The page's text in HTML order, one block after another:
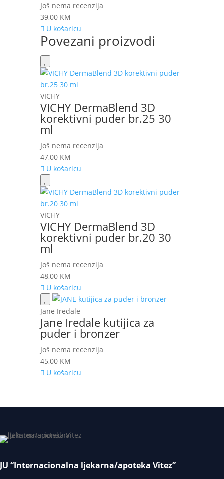
Još nema recenzija
39,00 KM
U košaricu
Povezani proizvodi
VICHY
VICHY DermaBlend 3D
korektivni puder br.25 30
ml
Još nema recenzija
47,00 KM
U košaricu
VICHY
VICHY DermaBlend 3D
korektivni puder br.20 30
ml
Još nema recenzija
48,00 KM
U košaricu
Jane Iredale
Jane Iredale kutijica za
puder i bronzer
Još nema recenzija
45,00 KM
U košaricu
JU “Internacionalna ljekarna/apoteka Vitez”